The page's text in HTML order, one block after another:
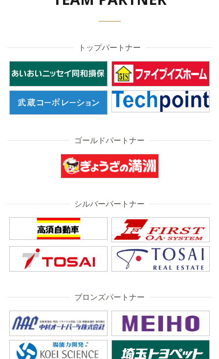
トップパートナー
ゴールドパートナー
シルバーパートナー
ブロンズパートナー